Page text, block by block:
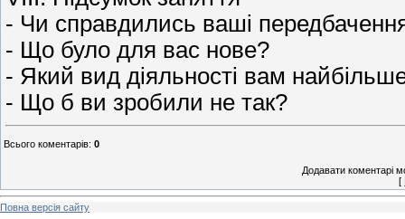
- Чи справдились ваші
- Що було для вас нове?
- Який вид діяльності вам
- Що б ви зробили не так?
Всього коментарів: 0
Додавати коментарі
[
Повна версія сайту